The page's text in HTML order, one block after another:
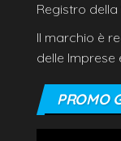
Registro
Il marchio è
delle Imprese
PROMO